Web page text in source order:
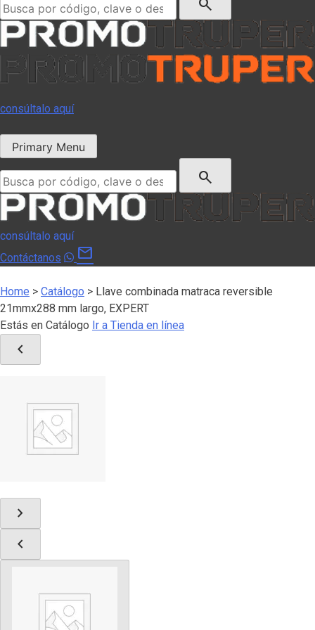
consúltalo aquí
Primary Menu
search
consúltalo aquí
Contáctanos
mail
Home > Catálogo > Llave combinada matraca reversible
21mmx288 mm largo, EXPERT
Estás en Catálogo Ir a Tienda en línea
chevron_left
chevron_right
chevron_left